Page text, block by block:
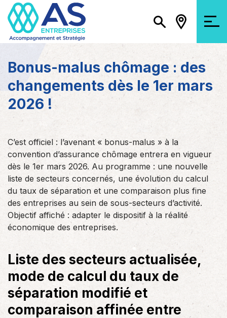
Bonus-malus chômage : des
changements dès le 1er mars
2026 !
C’est officiel : l’avenant « bonus-malus » à la
convention d’assurance chômage entrera en vigueur
dès le 1er mars 2026. Au programme : une nouvelle
liste de secteurs concernés, une évolution du calcul
du taux de séparation et une comparaison plus fine
des entreprises au sein de sous-secteurs d’activité.
Objectif affiché : adapter le dispositif à la réalité
économique des entreprises.
Liste des secteurs actualisée,
mode de calcul du taux de
séparation modifié et
comparaison affinée entre